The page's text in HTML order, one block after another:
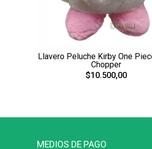
Llavero Peluche Kirby One
Chopper
$10.500,00
MEDIOS DE PAGO